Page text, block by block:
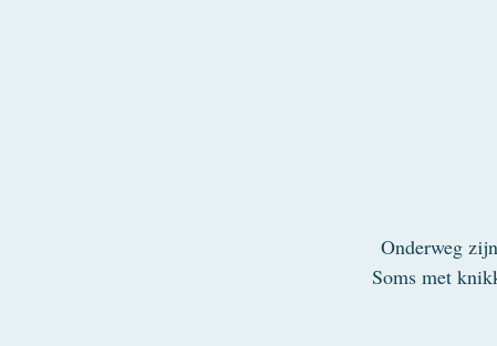
Onderweg
Soms met